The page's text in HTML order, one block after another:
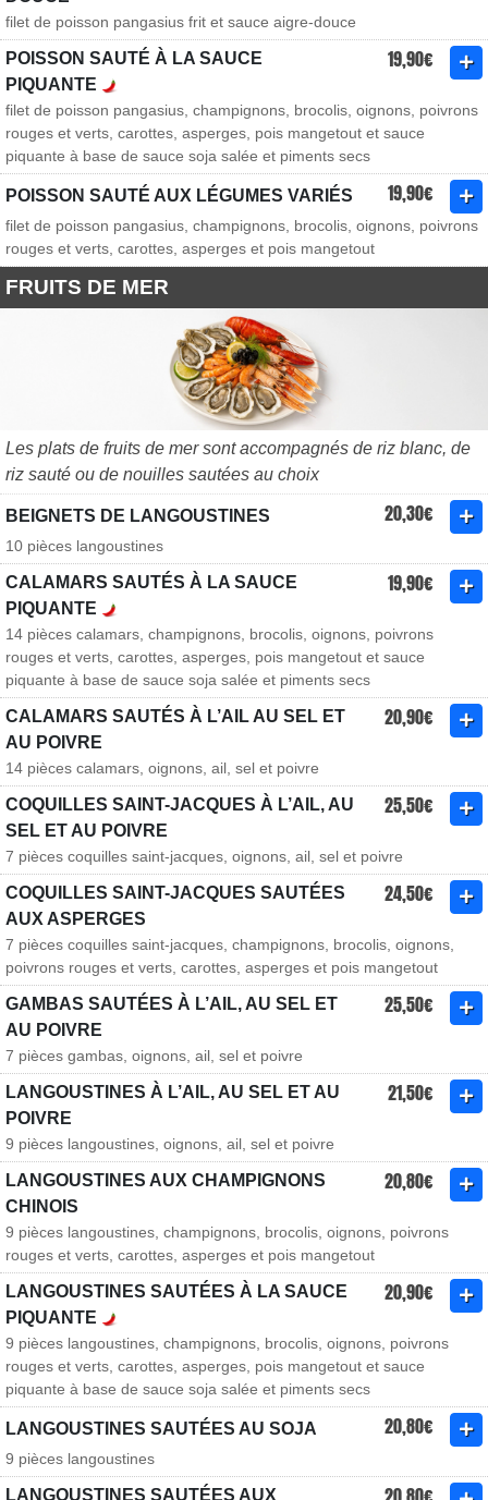
filet de poisson pangasius frit et sauce aigre-douce
POISSON SAUTÉ À LA SAUCE
PIQUANTE
19,90€
filet de poisson pangasius, champignons, brocolis, oignons, poivrons
rouges et verts, carottes, asperges, pois mangetout et sauce
piquante à base de sauce soja salée et piments secs
POISSON SAUTÉ AUX LÉGUMES VARIÉS 19,90€
filet de poisson pangasius, champignons, brocolis, oignons, poivrons
rouges et verts, carottes, asperges et pois mangetout
FRUITS DE MER
Les plats de fruits de mer sont accompagnés de riz blanc, de
riz sauté ou de nouilles sautées au choix
BEIGNETS DE LANGOUSTINES 20,30€
10 pièces langoustines
CALAMARS SAUTÉS À LA SAUCE
PIQUANTE
19,90€
14 pièces calamars, champignons, brocolis, oignons, poivrons
rouges et verts, carottes, asperges, pois mangetout et sauce
piquante à base de sauce soja salée et piments secs
CALAMARS SAUTÉS À L’AIL AU SEL ET
AU POIVRE
20,90€
14 pièces calamars, oignons, ail, sel et poivre
COQUILLES SAINT-JACQUES À L’AIL, AU
SEL ET AU POIVRE
25,50€
7 pièces coquilles saint-jacques, oignons, ail, sel et poivre
COQUILLES SAINT-JACQUES SAUTÉES
AUX ASPERGES
24,50€
7 pièces coquilles saint-jacques, champignons, brocolis, oignons,
poivrons rouges et verts, carottes, asperges et pois mangetout
GAMBAS SAUTÉES À L’AIL, AU SEL ET
AU POIVRE
25,50€
7 pièces gambas, oignons, ail, sel et poivre
LANGOUSTINES À L’AIL, AU SEL ET AU
POIVRE
21,50€
9 pièces langoustines, oignons, ail, sel et poivre
LANGOUSTINES AUX CHAMPIGNONS
CHINOIS
20,80€
9 pièces langoustines, champignons, brocolis, oignons, poivrons
rouges et verts, carottes, asperges et pois mangetout
LANGOUSTINES SAUTÉES À LA SAUCE
PIQUANTE
20,90€
9 pièces langoustines, champignons, brocolis, oignons, poivrons
rouges et verts, carottes, asperges, pois mangetout et sauce
piquante à base de sauce soja salée et piments secs
LANGOUSTINES SAUTÉES AU SOJA 20,80€
9 pièces langoustines
LANGOUSTINES SAUTÉES AUX